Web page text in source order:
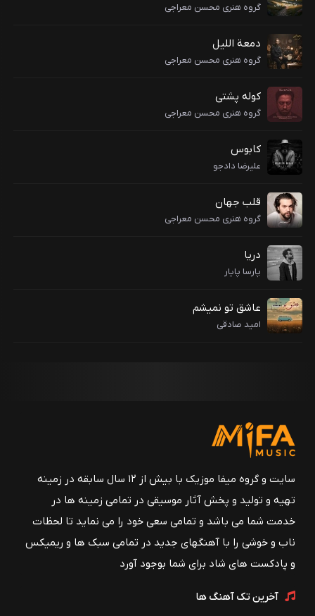
گروه هنری محسن معراجی
دمعة‌ اللیل
گروه هنری محسن معراجی
کوله پشتی
گروه هنری محسن معراجی
کابوس
علیرضا دادجو
قلب جهان
گروه هنری محسن معراجی
دریا
پارسا پایار
عاشق تو نمیشم
امید صادقی
سایت و گروه میفا موزیک با بیش از ۱۲ سال سابقه در زمینه
تهیه و تولید و پخش آثار موسیقی در تمامی زمینه ها در
خدمت شما می باشد و تمامی سعی خود را می نماید تا لحظات
ناب و خوشی را با آهنگهای جدید در تمامی سبک ها و ریمیکس
و پادکست های شاد برای شما بوجود آورد
آخرین تک آهنگ ها